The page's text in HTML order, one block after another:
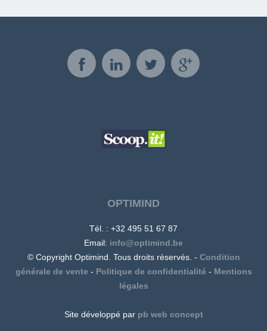
OPTIMIND
Tél. : +32 495 51 67 87
Email: info@optimind.be
© Copyright Optimind. Tous droits réservés. - Condition
générale de vente - Politique de confidentialité - Mentions
légales
Site développé par pb web concept